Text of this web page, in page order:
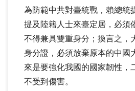
為防範中共對臺統戰，賴總統
提及陸籍人士來臺定居，必須
不得兼具雙重身分；換言之，
身分證，必須放棄原本的中國
來是要強化我國的國家韌性，
不受到傷害。